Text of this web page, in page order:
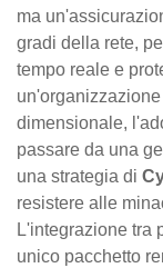
ma
gradi della rete,
tempo reale e
dimensionale,
passare da una
una strategia di
resistere alle
L'integrazione tra
unico pacchetto